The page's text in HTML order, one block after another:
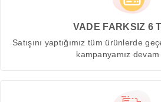
VADE FARKSIZ 6
Satışını yaptığımız tüm ürünlerde
kampanyamız devam